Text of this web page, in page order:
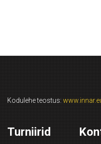
Kodulehe teostus:
Turniirid